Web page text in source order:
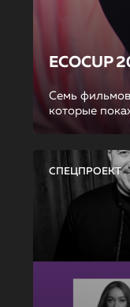
ECOCUP
Семь
которые
СПЕЦПРОЕКТ